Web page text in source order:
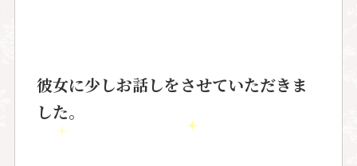
彼女に少しお話しをさせていただきま
した。